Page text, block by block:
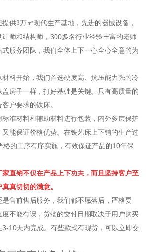
3万㎡现代生产基地，先进的器械设备，
师和结构师，300多名行业经验丰富的老师
服务团队，我们全体上下一心全心全意的为
材料开始，我们首选硬度高、抗压能力强的冷
房子一样，打好基础是关键。只有高质量的
户要求的铁床。
材料和辅助材料进行包装，内外多层保护
能保证价格优势。在铁艺床上下铺的生产过
格的工序有序实施，有效保证产品的10年保
直销不仅在产品上下功夫，而且坚持客户至
真切切的满意。
售前售后服务，我们都不愿落后，严格要
不能有误，货物的交付日期取决于用户购买
10天内完成。有些款式有现货，可以立即交